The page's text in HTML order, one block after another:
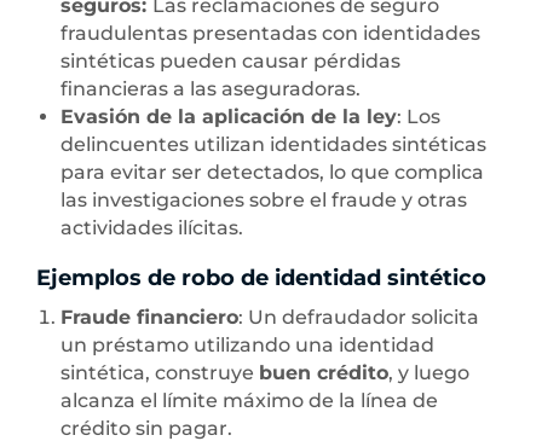
seguros: Las reclamaciones de seguro
fraudulentas presentadas con identidades
sintéticas pueden causar pérdidas
financieras a las aseguradoras.
Evasión de la aplicación de la ley: Los
delincuentes utilizan identidades sintéticas
para evitar ser detectados, lo que complica
las investigaciones sobre el fraude y otras
actividades ilícitas.
Ejemplos de robo de identidad sintético
Fraude financiero: Un defraudador solicita
un préstamo utilizando una identidad
sintética, construye buen crédito, y luego
alcanza el límite máximo de la línea de
crédito sin pagar.